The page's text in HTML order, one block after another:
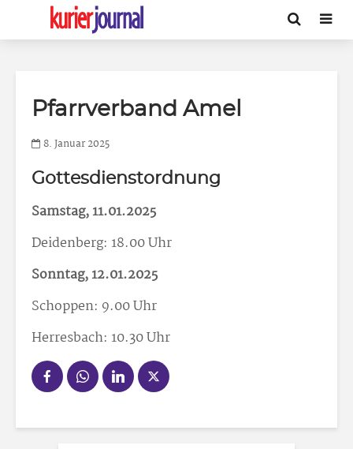
Pfarrverband Amel
8. Januar 2025
Gottesdienstordnung
Samstag, 11.01.2025
Deidenberg: 18.00 Uhr
Sonntag, 12.01.2025
Schoppen: 9.00 Uhr
Herresbach: 10.30 Uhr